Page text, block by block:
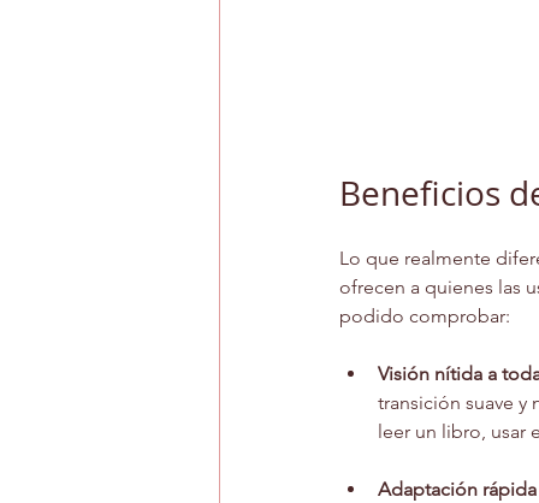
Beneficios
Lo que realmente
ofrecen a quienes las
podido comprobar:
Visión nítida a
transición suave y
leer un libro, usar
Adaptación